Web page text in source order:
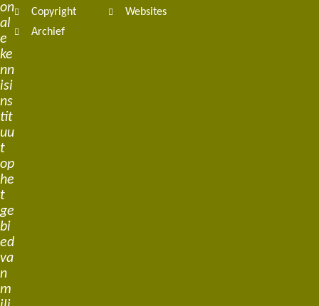
on
al
e
ke
nn
isi
ns
tit
uu
t
op
he
t
ge
bi
ed
va
n
m
Copyright
Archief
Websites